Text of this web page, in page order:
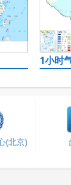
1小时
(北京)